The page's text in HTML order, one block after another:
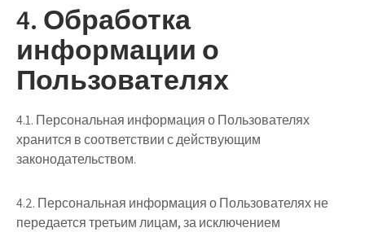
4. Обработка
информации о
Пользователях
4.1. Персональная информация о Пользователях
хранится в соответствии с действующим
законодательством.
4.2. Персональная информация о Пользователях не
передается третьим лицам, за исключением